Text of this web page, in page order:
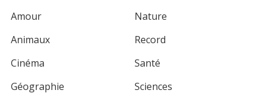
Amour
Animaux
Cinéma
Géographie
Nature
Record
Santé
Sciences